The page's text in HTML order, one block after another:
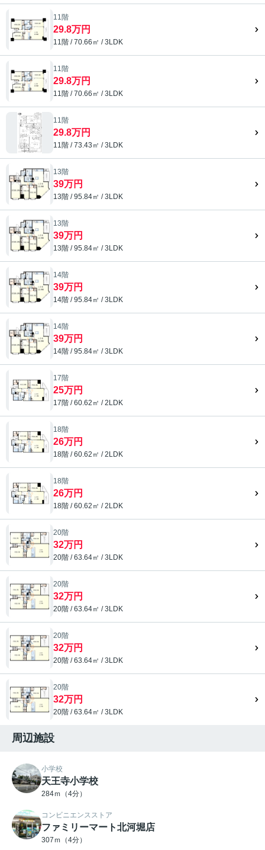
11階
29.8万円
11階 / 70.66㎡ / 3LDK
11階
29.8万円
11階 / 70.66㎡ / 3LDK
11階
29.8万円
11階 / 73.43㎡ / 3LDK
13階
39万円
13階 / 95.84㎡ / 3LDK
13階
39万円
13階 / 95.84㎡ / 3LDK
14階
39万円
14階 / 95.84㎡ / 3LDK
14階
39万円
14階 / 95.84㎡ / 3LDK
17階
25万円
17階 / 60.62㎡ / 2LDK
18階
26万円
18階 / 60.62㎡ / 2LDK
18階
26万円
18階 / 60.62㎡ / 2LDK
20階
32万円
20階 / 63.64㎡ / 3LDK
20階
32万円
20階 / 63.64㎡ / 3LDK
20階
32万円
20階 / 63.64㎡ / 3LDK
20階
32万円
20階 / 63.64㎡ / 3LDK
周辺施設
小学校
天王寺小学校
284ｍ（4分）
コンビニエンスストア
ファミリーマート北河堀店
307ｍ（4分）